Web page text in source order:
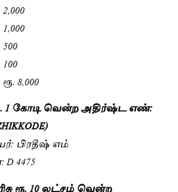
8,000
1 கோடி வென்ற அதிர்ஷ்ட எண்:
பிரதீஷ் எம்
4475
ரூ. 10 லட்சம் வென்ற